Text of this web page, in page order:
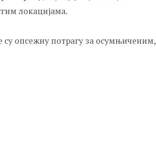
локацијама.
опсежну потрагу за осумњиченим,